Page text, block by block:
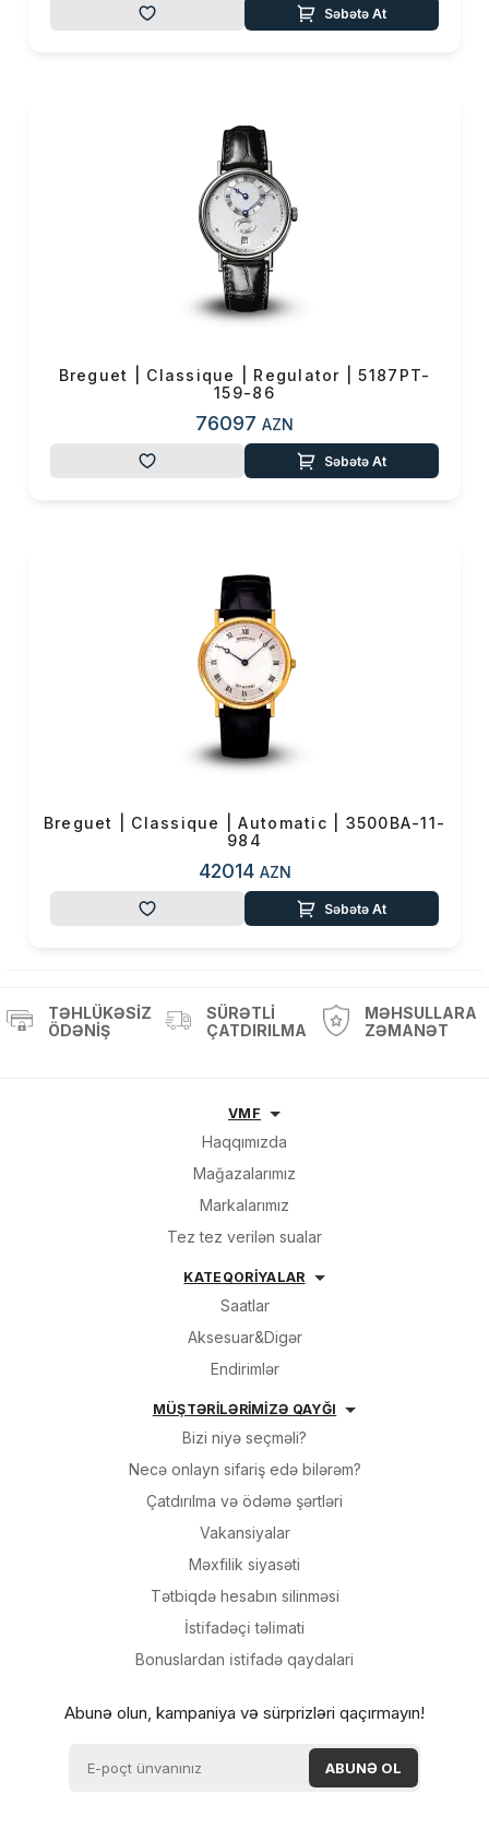
Səbətə At
Breguet | Classique | Regulator | 5187PT-
159-86
76097 AZN
Səbətə At
Breguet | Classique | Automatic | 3500BA-11-
984
42014 AZN
Səbətə At
TƏHLÜKƏSIZ
ÖDƏNIŞ
SÜRƏTLI
ÇATDIRILMA
MƏHSULLARA
ZƏMANƏT
VMF
Haqqımızda
Mağazalarımız
Markalarımız
Tez tez verilən sualar
KATEQORİYALAR
Saatlar
Aksesuar&Digər
Endirimlər
MÜŞTƏRİLƏRİMİZƏ QAYĞI
Bizi niyə seçməli?
Necə onlayn sifariş edə bilərəm?
Çatdırılma və ödəmə şərtləri
Vakansiyalar
Məxfilik siyasəti
Tətbiqdə hesabın silinməsi
İsti̇fadəçi̇ təli̇mati
Bonuslardan i̇sti̇fadə qaydalari
Abunə olun, kampaniya və sürprizləri qaçırmayın!